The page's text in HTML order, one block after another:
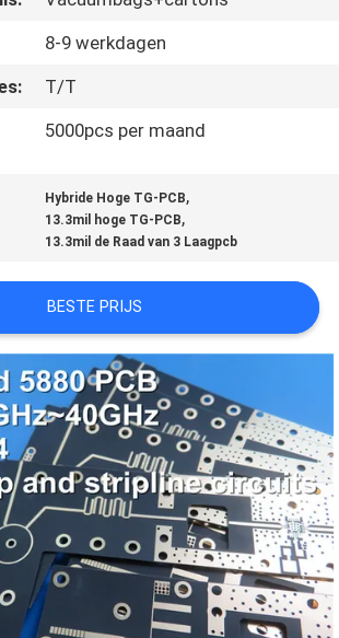
8-9 werkdagen
T/T
5000pcs per maand
Hybride Hoge TG-PCB,
13.3mil hoge TG-PCB,
13.3mil de Raad van 3 Laagpcb
BESTE PRIJS